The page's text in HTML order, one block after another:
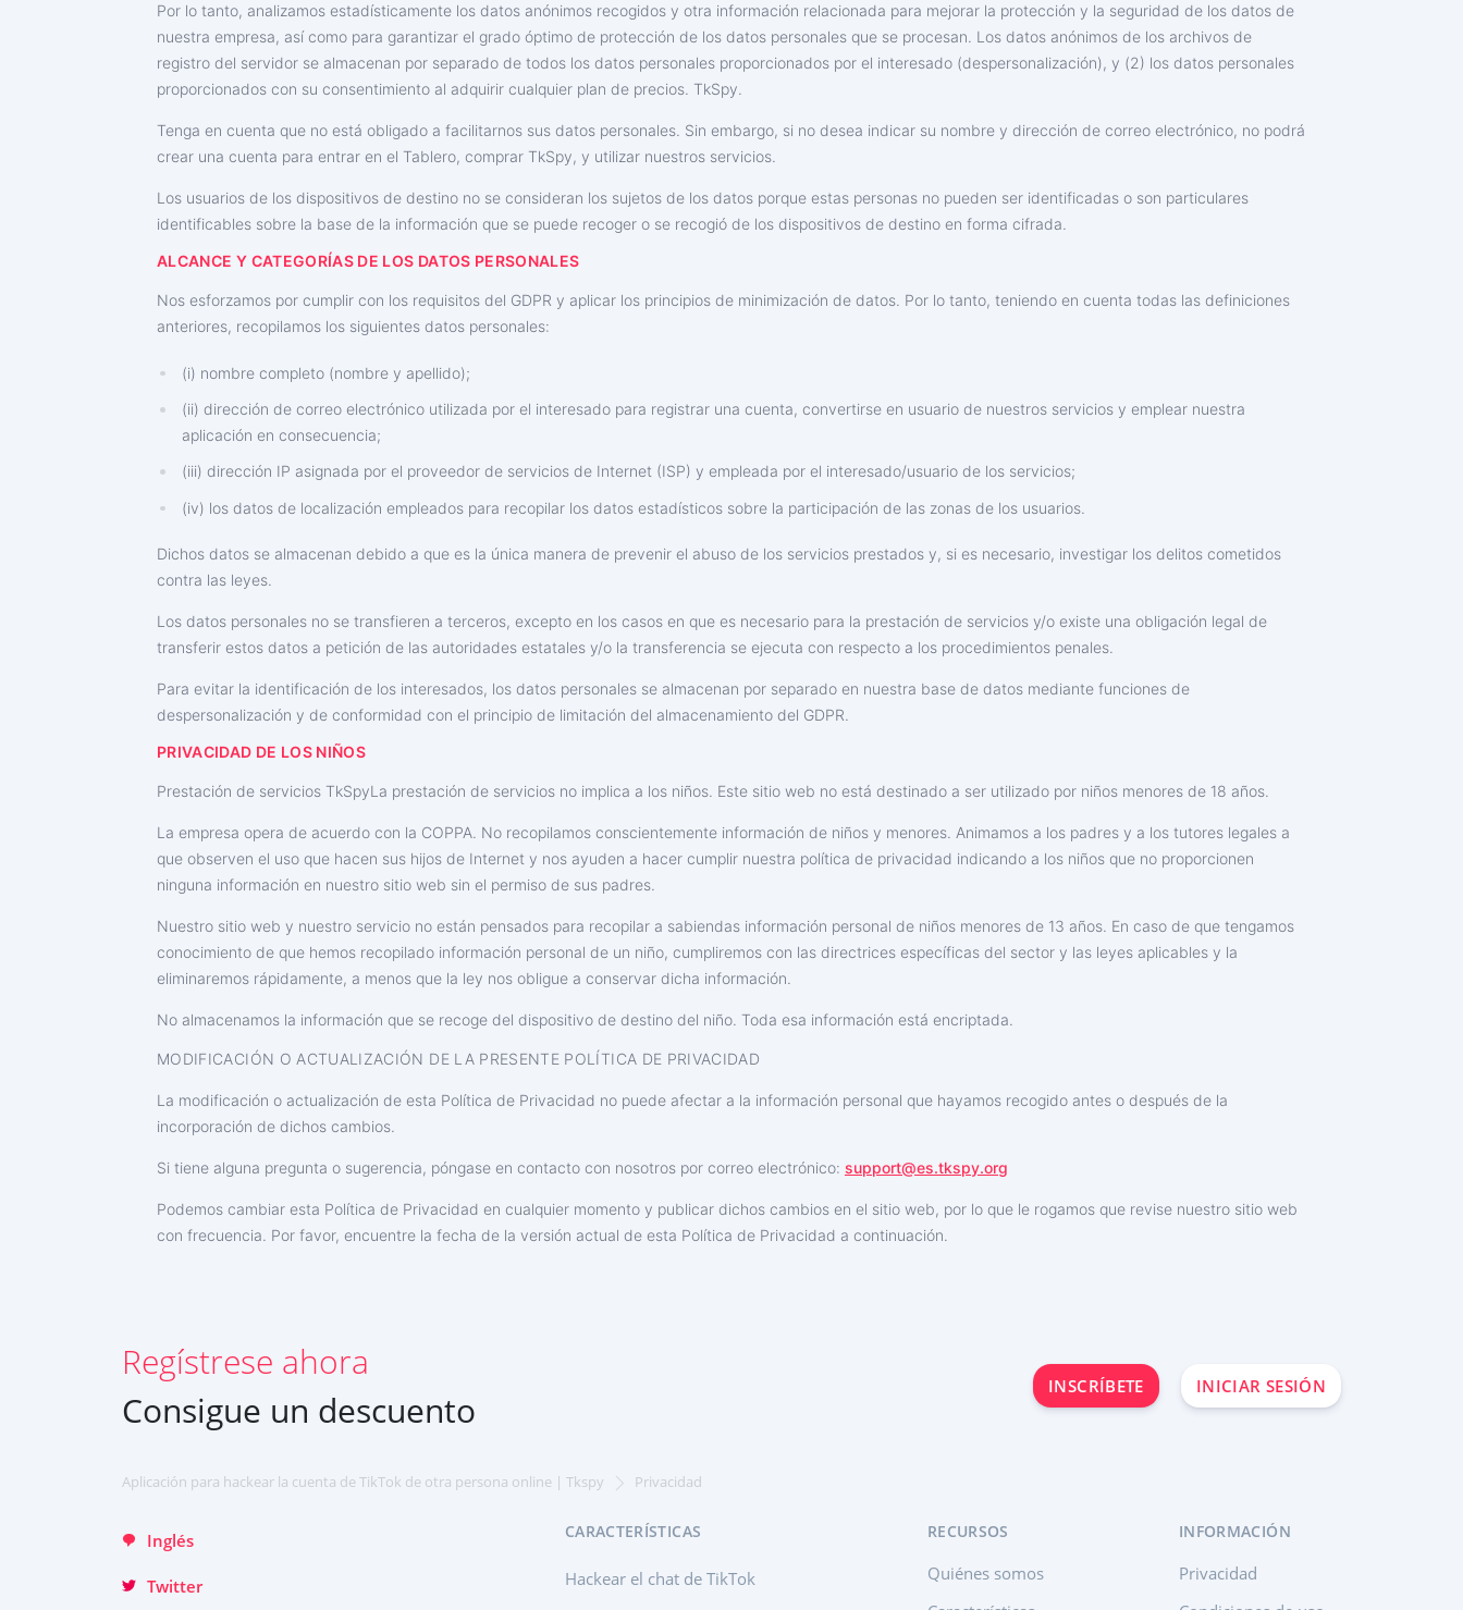
Por lo tanto, analizamos estadísticamente los datos anónimos recogidos y otra información relacionada para mejorar la protección y la seguridad de los datos de
nuestra empresa, así como para garantizar el grado óptimo de protección de los datos personales que se procesan. Los datos anónimos de los archivos de
registro del servidor se almacenan por separado de todos los datos personales proporcionados por el interesado (despersonalización), y (2) los datos personales
proporcionados con su consentimiento al adquirir cualquier plan de precios. TkSpy.
Tenga en cuenta que no está obligado a facilitarnos sus datos personales. Sin embargo, si no desea indicar su nombre y dirección de correo electrónico, no podrá
crear una cuenta para entrar en el Tablero, comprar TkSpy, y utilizar nuestros servicios.
Los usuarios de los dispositivos de destino no se consideran los sujetos de los datos porque estas personas no pueden ser identificadas o son particulares
identificables sobre la base de la información que se puede recoger o se recogió de los dispositivos de destino en forma cifrada.
ALCANCE Y CATEGORÍAS DE LOS DATOS PERSONALES
Nos esforzamos por cumplir con los requisitos del GDPR y aplicar los principios de minimización de datos. Por lo tanto, teniendo en cuenta todas las definiciones
anteriores, recopilamos los siguientes datos personales:
(i) nombre completo (nombre y apellido);
(ii) dirección de correo electrónico utilizada por el interesado para registrar una cuenta, convertirse en usuario de nuestros servicios y emplear nuestra
aplicación en consecuencia;
(iii) dirección IP asignada por el proveedor de servicios de Internet (ISP) y empleada por el interesado/usuario de los servicios;
(iv) los datos de localización empleados para recopilar los datos estadísticos sobre la participación de las zonas de los usuarios.
Dichos datos se almacenan debido a que es la única manera de prevenir el abuso de los servicios prestados y, si es necesario, investigar los delitos cometidos
contra las leyes.
Los datos personales no se transfieren a terceros, excepto en los casos en que es necesario para la prestación de servicios y/o existe una obligación legal de
transferir estos datos a petición de las autoridades estatales y/o la transferencia se ejecuta con respecto a los procedimientos penales.
Para evitar la identificación de los interesados, los datos personales se almacenan por separado en nuestra base de datos mediante funciones de
despersonalización y de conformidad con el principio de limitación del almacenamiento del GDPR.
PRIVACIDAD DE LOS NIÑOS
Prestación de servicios TkSpyLa prestación de servicios no implica a los niños. Este sitio web no está destinado a ser utilizado por niños menores de 18 años.
La empresa opera de acuerdo con la COPPA. No recopilamos conscientemente información de niños y menores. Animamos a los padres y a los tutores legales a
que observen el uso que hacen sus hijos de Internet y nos ayuden a hacer cumplir nuestra política de privacidad indicando a los niños que no proporcionen
ninguna información en nuestro sitio web sin el permiso de sus padres.
Nuestro sitio web y nuestro servicio no están pensados para recopilar a sabiendas información personal de niños menores de 13 años. En caso de que tengamos
conocimiento de que hemos recopilado información personal de un niño, cumpliremos con las directrices específicas del sector y las leyes aplicables y la
eliminaremos rápidamente, a menos que la ley nos obligue a conservar dicha información.
No almacenamos la información que se recoge del dispositivo de destino del niño. Toda esa información está encriptada.
MODIFICACIÓN O ACTUALIZACIÓN DE LA PRESENTE POLÍTICA DE PRIVACIDAD
La modificación o actualización de esta Política de Privacidad no puede afectar a la información personal que hayamos recogido antes o después de la
incorporación de dichos cambios.
Si tiene alguna pregunta o sugerencia, póngase en contacto con nosotros por correo electrónico: support@es.tkspy.org
Podemos cambiar esta Política de Privacidad en cualquier momento y publicar dichos cambios en el sitio web, por lo que le rogamos que revise nuestro sitio web
con frecuencia. Por favor, encuentre la fecha de la versión actual de esta Política de Privacidad a continuación.
Regístrese ahora
Consigue un descuento
INSCRÍBETE INICIAR SESIÓN
Aplicación para hackear la cuenta de TikTok de otra persona online | Tkspy Privacidad
Inglés
INSCRÍBETE AHORA
Portuguese (Brazil)
Хинди हिन्दी
Türkçe
Twitter
CARACTERÍSTICAS
Hackear el chat de TikTok
RECURSOS
Quiénes somos
INFORMACIÓN
Privacidad